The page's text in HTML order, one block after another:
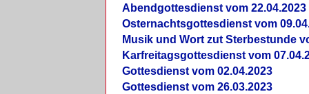
Abendgottesdienst vom 22.04.2023
Osternachtsgottesdienst vom
Musik und Wort zut Sterbestunde
Karfreitagsgottesdienst vom
Gottesdienst vom 02.04.2023
Gottesdienst vom 26.03.2023